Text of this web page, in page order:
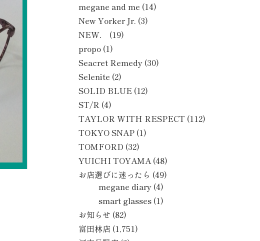
megane and me (14)
New Yorker Jr. (3)
NEW．
(19)
propo (1)
Seacret Remedy (30)
Selenite (2)
SOLID BLUE (12)
ST/R (4)
TAYLOR WITH RESPECT (112)
TOKYO SNAP (1)
TOMFORD (32)
YUICHI TOYAMA(48)
お店選びに迷ったら (49)
megane diary (4)
smart glasses (1)
お知らせ (82)
富田林店 (1,751)